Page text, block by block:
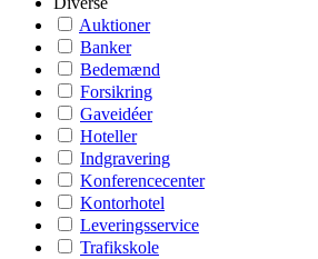
Auktioner
Banker
Bedemænd
Forsikring
Gaveidéer
Hoteller
Indgravering
Konferencecenter
Kontorhotel
Leveringsservice
Trafikskole